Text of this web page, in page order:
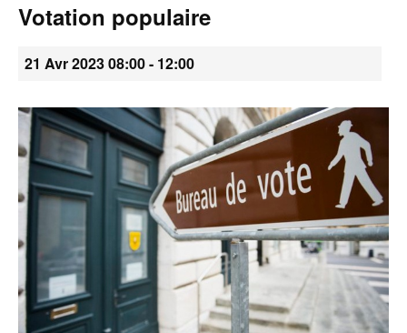
Canton
Genève
Votation populaire
21 Avr 2023 08:00- 12:00